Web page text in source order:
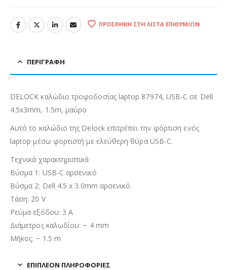
ΠΡΟΣΘΉΚΗ ΣΤΗ ΛΊΣΤΑ ΕΠΙΘΥΜΙΏΝ
ΠΕΡΙΓΡΑΦΉ
DELOCK καλώδιο τροφοδοσίας laptop 87974, USB-C σε Dell
4.5x3mm, 1.5m, μαύρο
Αυτό το καλώδιο της Delock επιτρέπει την φόρτιση ενός
laptop μέσω φορτιστή με ελεύθερη θύρα USB-C.
Τεχνικά χαρακτηριστικά
Βύσμα 1: USB-C αρσενικό
Βύσμα 2: Dell 4.5 x 3.0mm αρσενικό
Τάση: 20 V
Ρεύμα εξόδου: 3 A
Διάμετρος καλωδίου: ~ 4 mm
Μήκος: ~ 1.5 m
ΕΠΙΠΛΈΟΝ ΠΛΗΡΟΦΟΡΊΕΣ